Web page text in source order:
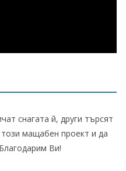
снагата й, други търсят
мащабен проект и да
Ви!